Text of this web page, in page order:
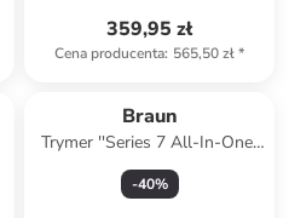
359,95 zł
Cena producenta: 565,50 zł*
Braun
Trymer ''Series 7 All-In-One"
w kolorze granatowym do
brody
-40%